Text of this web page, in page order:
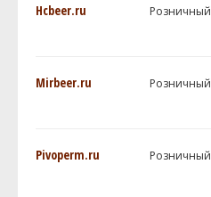
Hcbeer.ru Розничный
Mirbeer.ru Розничный
Pivoperm.ru Розничный